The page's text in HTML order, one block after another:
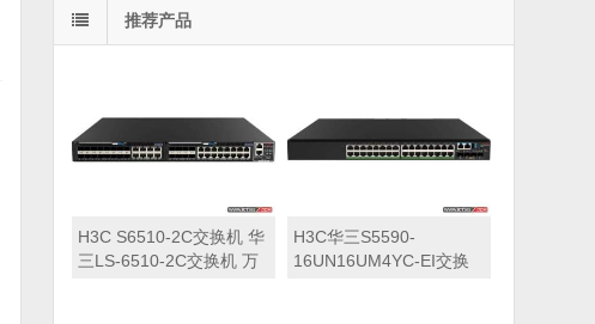
推荐产品
H3C S6510-2C交换机 华
三LS-6510-2C交换机 万
H3C华三S5590-
16UN16UM4YC-EI交换